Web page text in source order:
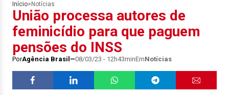
Início> Notícias
União processa autores de
feminicídio para que paguem
pensões do INSS
PorAgência Brasil 08/03/23 - 12h43minEmNotícias